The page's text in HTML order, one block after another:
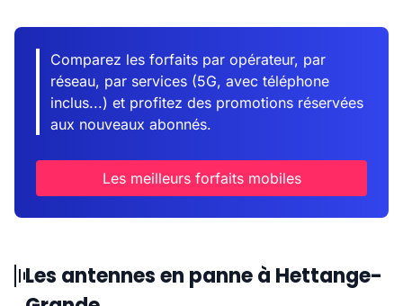
Comparez les forfaits par opérateur, par
réseau, par services (5G, avec téléphone
inclus...) et profitez des promotions réservées
aux nouveaux abonnés.
Les meilleurs forfaits mobiles
Les antennes en panne à Hettange-